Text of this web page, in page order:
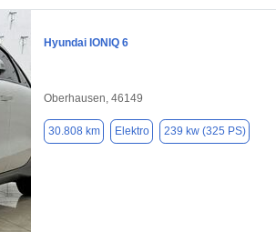
Hyundai IONIQ 6
Oberhausen, 46149
30.808 km Elektro 239 kw (325 PS)